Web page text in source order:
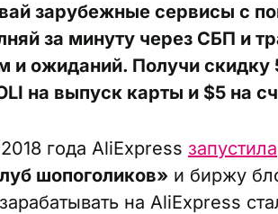
зарубежные сервисы с
за минуту через СБП и
и ожиданий. Получи скидку
на выпуск карты и $5 на
года AliExpress запустила
шопоголиков» и биржу
на AliExpress